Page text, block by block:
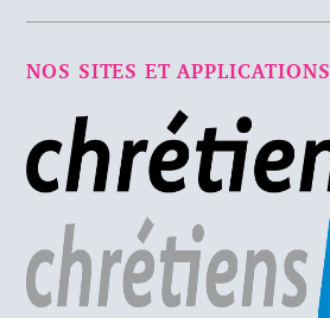
NOS SITES ET APPLICATIONS